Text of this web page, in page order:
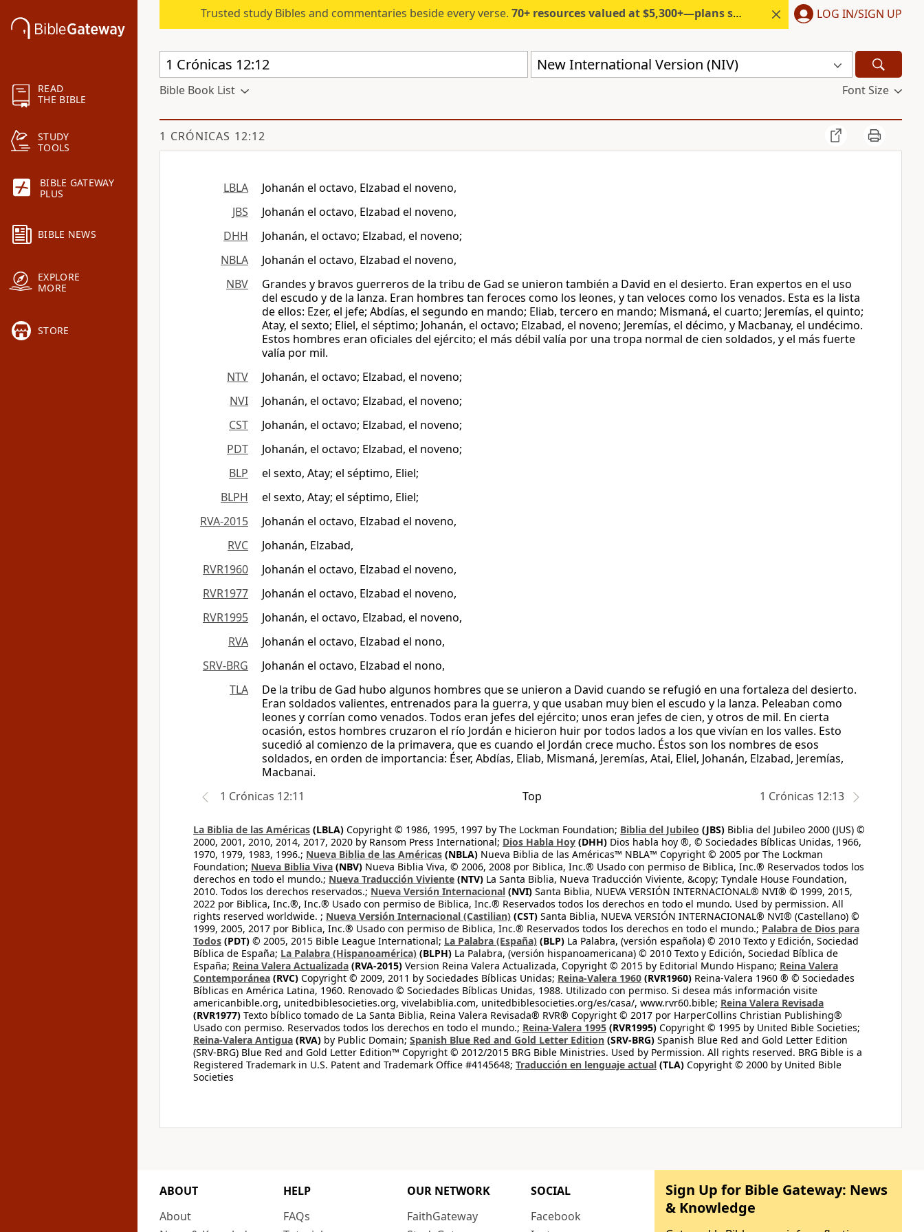
READ
THE BIBLE
STUDY
TOOLS
BIBLE GATEWAY
PLUS
BIBLE NEWS
EXPLORE
MORE
STORE
Trusted study Bibles and commentaries beside every verse. 70+ resources valued at $5,300+—plans start under $6/month. LOG IN/SIGN UP
New International Version (NIV)
Bible Book List Font Size
1 CRÓNICAS 12:12
LBLA
Johanán el octavo, Elzabad el noveno,
JBS
Johanán el octavo, Elzabad el noveno,
DHH
Johanán, el octavo; Elzabad, el noveno;
NBLA
Johanán el octavo, Elzabad el noveno,
NBV
Grandes y bravos guerreros de la tribu de Gad se unieron también a David en el desierto. Eran expertos en el uso
del escudo y de la lanza. Eran hombres tan feroces como los leones, y tan veloces como los venados. Esta es la lista
de ellos: Ezer, el jefe; Abdías, el segundo en mando; Eliab, tercero en mando; Mismaná, el cuarto; Jeremías, el quinto;
Atay, el sexto; Eliel, el séptimo; Johanán, el octavo; Elzabad, el noveno; Jeremías, el décimo, y Macbanay, el undécimo.
Estos hombres eran oficiales del ejército; el más débil valía por una tropa normal de cien soldados, y el más fuerte
valía por mil.
NTV
Johanán, el octavo; Elzabad, el noveno;
NVI
Johanán, el octavo; Elzabad, el noveno;
CST
Johanán, el octavo; Elzabad, el noveno;
PDT
Johanán, el octavo; Elzabad, el noveno;
BLP
el sexto, Atay; el séptimo, Eliel;
BLPH
el sexto, Atay; el séptimo, Eliel;
RVA-2015
Johanán el octavo, Elzabad el noveno,
RVC
Johanán, Elzabad,
RVR1960
Johanán el octavo, Elzabad el noveno,
RVR1977
Johanán el octavo, Elzabad el noveno,
RVR1995
Johanán, el octavo, Elzabad, el noveno,
RVA
Johanán el octavo, Elzabad el nono,
SRV-BRG
Johanán el octavo, Elzabad el nono,
TLA
De la tribu de Gad hubo algunos hombres que se unieron a David cuando se refugió en una fortaleza del desierto.
Eran soldados valientes, entrenados para la guerra, y que usaban muy bien el escudo y la lanza. Peleaban como
leones y corrían como venados. Todos eran jefes del ejército; unos eran jefes de cien, y otros de mil. En cierta
ocasión, estos hombres cruzaron el río Jordán e hicieron huir por todos lados a los que vivían en los valles. Esto
sucedió al comienzo de la primavera, que es cuando el Jordán crece mucho. Éstos son los nombres de esos
soldados, en orden de importancia: Éser, Abdías, Eliab, Mismaná, Jeremías, Atai, Eliel, Johanán, Elzabad, Jeremías,
Macbanai.
1 Crónicas 12:11
Top 1 Crónicas 12:13
La Biblia de las Américas (LBLA) Copyright © 1986, 1995, 1997 by The Lockman Foundation; Biblia del Jubileo (JBS) Biblia del Jubileo 2000 (JUS) ©
2000, 2001, 2010, 2014, 2017, 2020 by Ransom Press International; Dios Habla Hoy (DHH) Dios habla hoy ®, © Sociedades Bíblicas Unidas, 1966,
1970, 1979, 1983, 1996.; Nueva Biblia de las Américas (NBLA) Nueva Biblia de las Américas™ NBLA™ Copyright © 2005 por The Lockman
Foundation; Nueva Biblia Viva (NBV) Nueva Biblia Viva, © 2006, 2008 por Biblica, Inc.® Usado con permiso de Biblica, Inc.® Reservados todos los
derechos en todo el mundo.; Nueva Traducción Viviente (NTV) La Santa Biblia, Nueva Traducción Viviente, &copy; Tyndale House Foundation,
2010. Todos los derechos reservados.; Nueva Versión Internacional (NVI) Santa Biblia, NUEVA VERSIÓN INTERNACIONAL® NVI® © 1999, 2015,
2022 por Biblica, Inc.®, Inc.® Usado con permiso de Biblica, Inc.® Reservados todos los derechos en todo el mundo. Used by permission. All
rights reserved worldwide. ; Nueva Versión Internacional (Castilian) (CST) Santa Biblia, NUEVA VERSIÓN INTERNACIONAL® NVI® (Castellano) ©
1999, 2005, 2017 por Biblica, Inc.® Usado con permiso de Biblica, Inc.® Reservados todos los derechos en todo el mundo.; Palabra de Dios para
Todos (PDT) © 2005, 2015 Bible League International; La Palabra (España) (BLP) La Palabra, (versión española) © 2010 Texto y Edición, Sociedad
Bíblica de España; La Palabra (Hispanoamérica) (BLPH) La Palabra, (versión hispanoamericana) © 2010 Texto y Edición, Sociedad Bíblica de
España; Reina Valera Actualizada (RVA-2015) Version Reina Valera Actualizada, Copyright © 2015 by Editorial Mundo Hispano; Reina Valera
Contemporánea (RVC) Copyright © 2009, 2011 by Sociedades Bíblicas Unidas; Reina-Valera 1960 (RVR1960) Reina-Valera 1960 ® © Sociedades
Bíblicas en América Latina, 1960. Renovado © Sociedades Bíblicas Unidas, 1988. Utilizado con permiso. Si desea más información visite
americanbible.org, unitedbiblesocieties.org, vivelabiblia.com, unitedbiblesocieties.org/es/casa/, www.rvr60.bible; Reina Valera Revisada
(RVR1977) Texto bíblico tomado de La Santa Biblia, Reina Valera Revisada® RVR® Copyright © 2017 por HarperCollins Christian Publishing®
Usado con permiso. Reservados todos los derechos en todo el mundo.; Reina-Valera 1995 (RVR1995) Copyright © 1995 by United Bible Societies;
Reina-Valera Antigua (RVA) by Public Domain; Spanish Blue Red and Gold Letter Edition (SRV-BRG) Spanish Blue Red and Gold Letter Edition
(SRV-BRG) Blue Red and Gold Letter Edition™ Copyright © 2012/2015 BRG Bible Ministries. Used by Permission. All rights reserved. BRG Bible is a
Registered Trademark in U.S. Patent and Trademark Office #4145648; Traducción en lenguaje actual (TLA) Copyright © 2000 by United Bible
Societies
ABOUT
About
HELP
FAQs
OUR NETWORK
FaithGateway
SOCIAL
Facebook
Sign Up for Bible Gateway: News
& Knowledge